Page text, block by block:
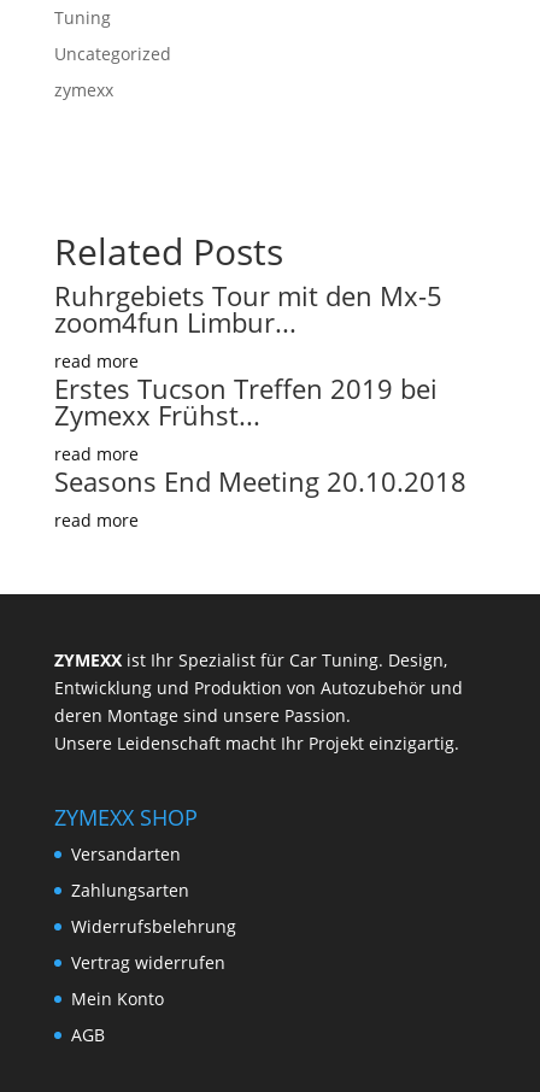
Tuning
Uncategorized
zymexx
Related Posts
Ruhrgebiets Tour mit den Mx-5
zoom4fun Limbur...
read more
Erstes Tucson Treffen 2019 bei
Zymexx Frühst...
read more
Seasons End Meeting 20.10.2018
read more
ZYMEXXist Ihr Spezialist für Car Tuning. Design,
Entwicklung und Produktion von Autozubehör und
deren Montage sind unsere Passion.
Unsere Leidenschaft macht Ihr Projekt einzigartig.
ZYMEXX SHOP
Versandarten
Zahlungsarten
Widerrufsbelehrung
Vertrag widerrufen
Mein Konto
AGB